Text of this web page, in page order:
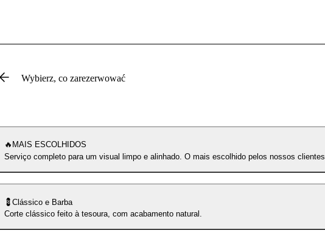
Wybierz, co zarezerwować
🔥MAIS ESCOLHIDOS
Serviço completo para um visual limpo e alinhado. O mais escolhido pelos nossos clientes.
💈Clássico e Barba
Corte clássico feito à tesoura, com acabamento natural.